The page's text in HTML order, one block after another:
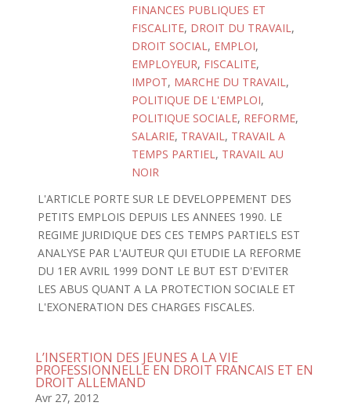
FINANCES PUBLIQUES ET
FISCALITE, DROIT DU TRAVAIL,
DROIT SOCIAL, EMPLOI,
EMPLOYEUR, FISCALITE,
IMPOT, MARCHE DU TRAVAIL,
POLITIQUE DE L'EMPLOI,
POLITIQUE SOCIALE, REFORME,
SALARIE, TRAVAIL, TRAVAIL A
TEMPS PARTIEL, TRAVAIL AU
NOIR
L'ARTICLE PORTE SUR LE DEVELOPPEMENT DES
PETITS EMPLOIS DEPUIS LES ANNEES 1990. LE
REGIME JURIDIQUE DES CES TEMPS PARTIELS EST
ANALYSE PAR L'AUTEUR QUI ETUDIE LA REFORME
DU 1ER AVRIL 1999 DONT LE BUT EST D'EVITER
LES ABUS QUANT A LA PROTECTION SOCIALE ET
L'EXONERATION DES CHARGES FISCALES.
L’INSERTION DES JEUNES A LA VIE
PROFESSIONNELLE EN DROIT FRANCAIS ET EN
DROIT ALLEMAND
Avr 27, 2012